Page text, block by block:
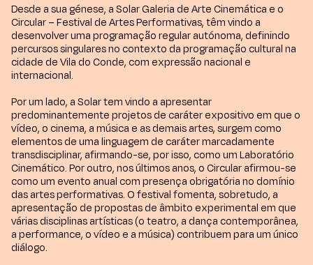
Desde a sua génese, a Solar Galeria de Arte Cinemática e o
Circular – Festival de Artes Performativas, têm vindo a
desenvolver uma programação regular autónoma, definindo
percursos singulares no contexto da programação cultural na
cidade de Vila do Conde, com expressão nacional e
internacional.
Por um lado, a Solar tem vindo a apresentar
predominantemente projetos de caráter expositivo em que o
vídeo, o cinema, a música e as demais artes, surgem como
elementos de uma linguagem de caráter marcadamente
transdisciplinar, afirmando-se, por isso, como um Laboratório
Cinemático. Por outro, nos últimos anos, o Circular afirmou-se
como um evento anual com presença obrigatória no domínio
das artes performativas. O festival fomenta, sobretudo, a
apresentação de propostas de âmbito experimental em que
várias disciplinas artísticas (o teatro, a dança contemporânea,
a performance, o vídeo e a música) contribuem para um único
diálogo.